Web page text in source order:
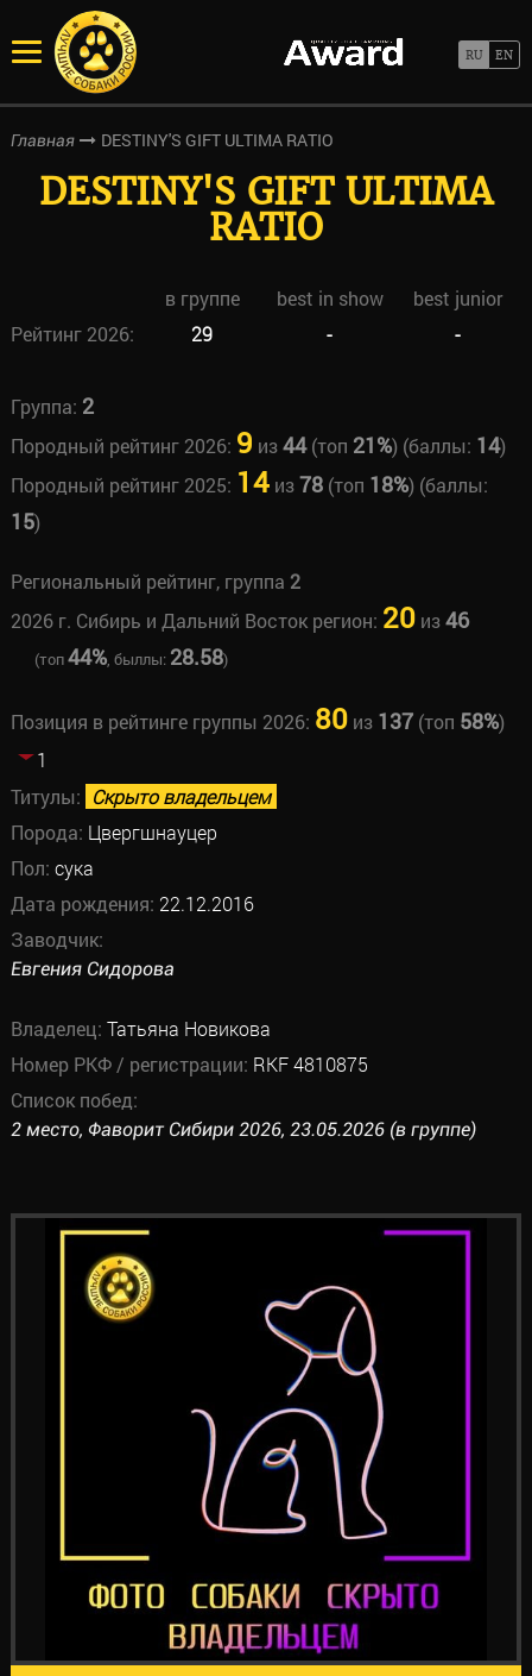
Главная DESTINY'S GIFT ULTIMA RATIO
DESTINY'S GIFT ULTIMA
RATIO
в группе best in show
best junior
Рейтинг 2026:
29 - -
Группа: 2
Породный рейтинг 2026: 9 из44(топ 21%) (баллы: 14)
Породный рейтинг 2025: 14из78(топ 18%) (баллы:
15)
Региональный рейтинг, группа 2
2026 г. Сибирь и Дальний Восток регион: 20из46
(топ44%, быллы: 28.58)
Позиция в рейтинге группы 2026: 80из 137(топ 58%)
1
Титулы: Скрыто владельцем
Порода: Цвергшнауцер
Пол: сука
Дата рождения: 22.12.2016
Заводчик:
Евгения Сидорова
Владелец: Татьяна Новикова
Номер РКФ / регистрации: RKF 4810875
Список побед:
2 место, Фаворит Сибири 2026, 23.05.2026 (в группе)